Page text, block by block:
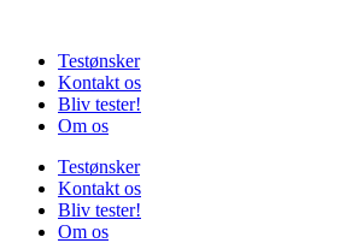
indholdTestønsker
Kontakt os
Bliv tester!
Om os
Testønsker
Kontakt os
Bliv tester!
Om os